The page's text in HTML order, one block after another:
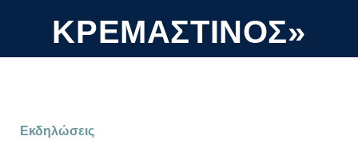
ΚΡΕΜΑΣΤΙΝΌΣ»
Εκδηλώσεις